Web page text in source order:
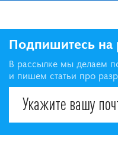
Подпишитесь на
В рассылке мы делаем
и пишем статьи про